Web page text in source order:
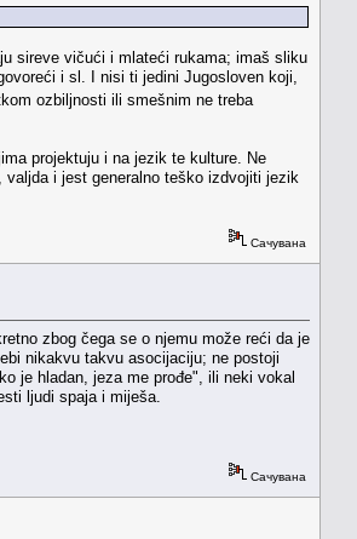
sireve vičući i mlateći rukama; imaš sliku
i sl. I nisi ti jedini Jugosloven koji,
ozbiljnosti ili smešnim ne treba
projektuju i na jezik te kulture. Ne
i jest generalno teško izdvojiti jezik
Сачувана
zbog čega se o njemu može reći da je
nikakvu takvu asocijaciju; ne postoji
je hladan, jeza me prođe", ili neki vokal
ljudi spaja i miješa.
Сачувана